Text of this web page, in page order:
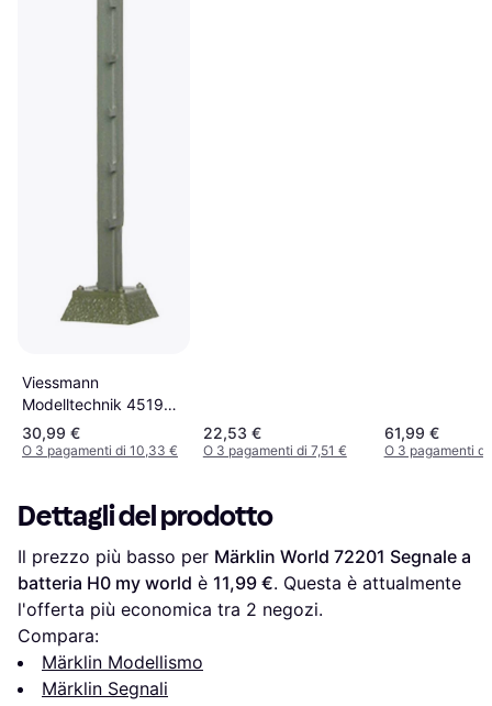
Viessmann
Modelltechnik 4519
H0 Segnale con luce
scintilante Segnale di
30,99 €
O 3 pagamenti di 10,33 €
22,53 €
O 3 pagamenti di 7,51 €
61,99 €
O 3 pagamenti
Dettagli del prodotto
Il prezzo più basso per Märklin World 72201 Segnale a
batteria H0 my world è 11,99 €. Questa è attualmente
l'offerta più economica tra 2 negozi.
Compara:
Märklin Modellismo
Märklin Segnali